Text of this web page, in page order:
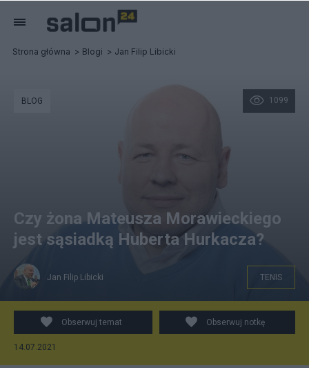
Strona główna Blogi Jan Filip Libicki
fot. Piotr Łysakowski
1099
BLOG
Czy żona Mateusza Morawieckiego
jest sąsiadką Huberta Hurkacza?
Jan Filip Libicki TENIS
Obserwuj temat Obserwuj notkę
14.07.2021